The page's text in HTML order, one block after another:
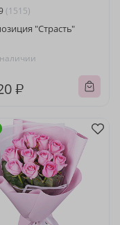
(1515)
"Страсть"
₽